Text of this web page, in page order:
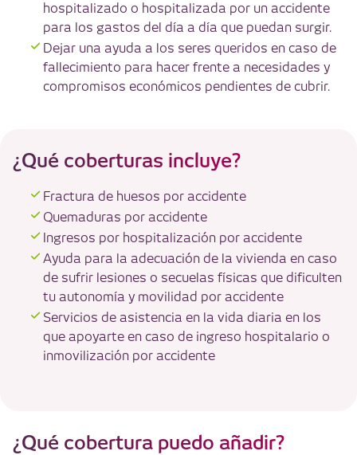
hospitalizado o hospitalizada por un accidente
para los gastos del día a día que puedan surgir.
Dejar una ayuda a los seres queridos en caso de
fallecimiento para hacer frente a necesidades y
compromisos económicos pendientes de cubrir.
¿Qué coberturas incluye?
Fractura de huesos por accidente
Quemaduras por accidente
Ingresos por hospitalización por accidente
Ayuda para la adecuación de la vivienda en caso
de sufrir lesiones o secuelas físicas que dificulten
tu autonomía y movilidad por accidente
Servicios de asistencia en la vida diaria en los
que apoyarte en caso de ingreso hospitalario o
inmovilización por accidente
¿Qué cobertura puedo añadir?